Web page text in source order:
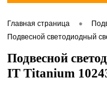
Главная страница •
Подвесной светодиодный
Подвесной
IT Titanium